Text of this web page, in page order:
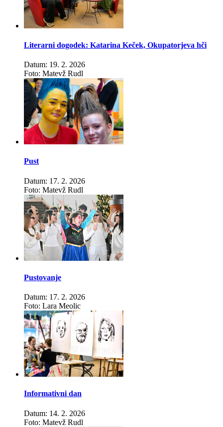
Literarni dogodek: Katarina Keček, Okupatorjeva hči
Datum: 19. 2. 2026
Foto: Matevž Rudl
Pust
Datum: 17. 2. 2026
Foto: Matevž Rudl
Pustovanje
Datum: 17. 2. 2026
Foto: Lara Meolic
Informativni dan
Datum: 14. 2. 2026
Foto: Matevž Rudl